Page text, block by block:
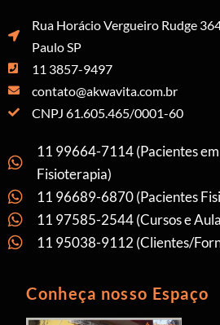
Rua Horácio Vergueiro Rudge
Paulo SP
11 3857-9497
contato@akwavita.com.br
CNPJ 61.605.465/0001-60
11 99664-7114 (Pacientes
Fisioterapia)
11 96689-6870 (Pacientes
11 97585-2544 (Cursos e
11 95038-9112 (Clientes/
Conheça nosso Espaço